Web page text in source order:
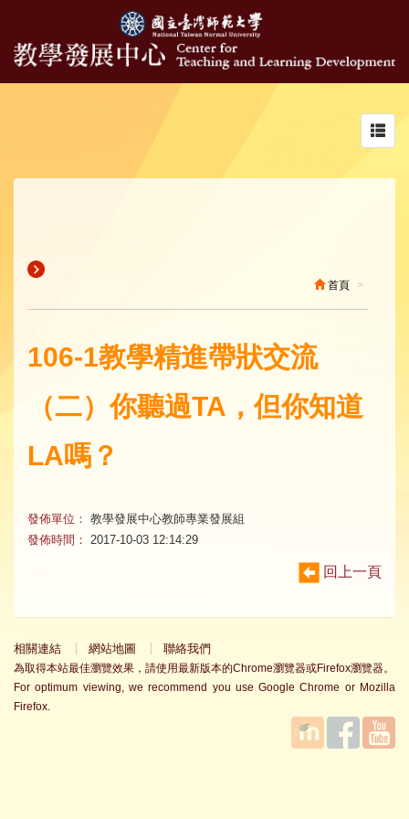
首頁
106-1教學精進帶狀交流
（二）你聽過TA，但你知道
LA嗎？
發佈單位： 教學發展中心教師專業發展組
發佈時間：
2017-10-03 12:14:29
回上一頁
相關連結 網站地圖 聯絡我們
為取得本站最佳瀏覽效果，請使用最新版本的Chrome瀏覽器或Firefox瀏覽器。
For optimum viewing, we recommend you use Google Chrome or Mozilla
Firefox.